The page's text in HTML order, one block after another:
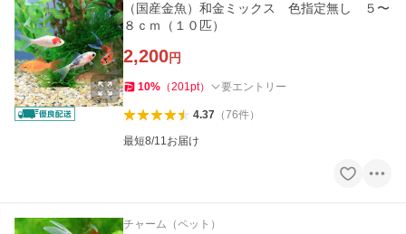
（国産金魚）和金ミックス 色指定無し ５〜
８ｃｍ（１０匹）
2,200円
10% （201pt） 要エントリー
4.37（76件）
最短8/11お届け
チャーム（ペット）